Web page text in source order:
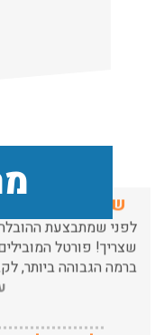
העברת פריטים
לפני שמתבצעת
שצריך! פורטל
ברמה הגבוהה ביותר,
הובלות בתל